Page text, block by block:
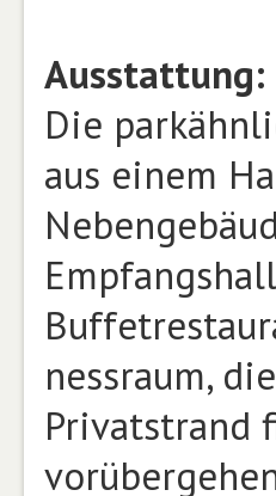
Ausstattung:
Die
aus einem
nessraum,
Privatstrand